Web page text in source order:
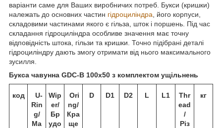
варіанти саме для Ваших виробничих потреб. Букси (кришки)
належать до основних частин гідроциліндра , його корпуси,
складовими частинами якого є гільза, шток і поршень. Під час
складання гідроциліндра особливе значення має точну
відповідність штока, гільзи та кришки. Точно підібрані деталі
гідроциліндру дають змогу отримати від нього максимального
зусилля.
Букса чавунна GDC-B 100х50 з комплектом ущільнень
код
U-
Rin
g/
Ма
Wip
er/
Бр
удо
Ori
ng/
Кра
ще
D D1 D2 L L1
Thr
ead
/
Різ
кг